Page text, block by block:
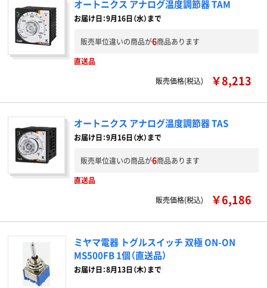
オートニクス アナログ温度調節器 TAM
お届け日：9月16日（水）まで
販売単位違いの商品が6商品あります
直送品
販売価格(税込)
￥8,213
オートニクス アナログ温度調節器 TAS
お届け日：9月16日（水）まで
販売単位違いの商品が6商品あります
直送品
販売価格(税込)
￥6,186
ミヤマ電器 トグルスイッチ 双極 ON-ON
MS500FB 1個（直送品）
お届け日：8月13日（木）まで